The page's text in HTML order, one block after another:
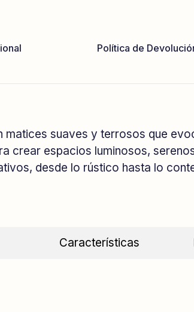
Política de
matices suaves y terrosos que
crear espacios luminosos,
desde lo rústico hasta lo
Características